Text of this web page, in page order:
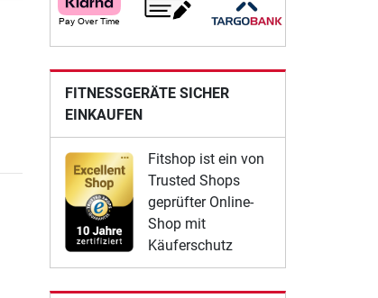
FITNESSGERÄTE SICHER
EINKAUFEN
Fitshop ist ein von
Trusted Shops
geprüfter Online-
Shop mit
Käuferschutz